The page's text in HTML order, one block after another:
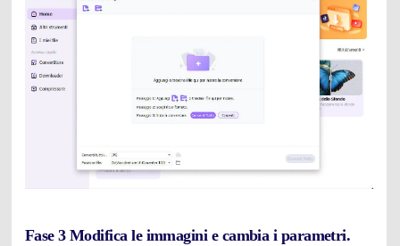
Fase 3 Modifica le immagini e cambia i parametri.